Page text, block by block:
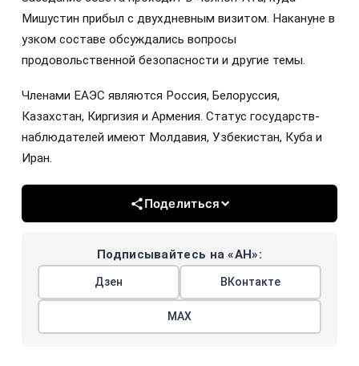
Мишустин прибыл с двухдневным визитом. Накануне в
узком составе обсуждались вопросы
продовольственной безопасности и другие темы.
Членами ЕАЭС являются Россия, Белоруссия,
Казахстан, Киргизия и Армения. Статус государств-
наблюдателей имеют Молдавия, Узбекистан, Куба и
Иран.
Поделиться
Подписывайтесь на «АН»:
Дзен ВКонтакте
МАХ